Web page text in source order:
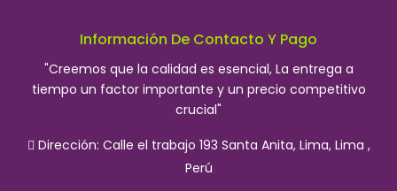
Información De Contacto Y Pago
"Creemos que la calidad es esencial, La entrega a
tiempo un factor importante y un precio competitivo
crucial"
Dirección: Calle el trabajo 193 Santa Anita, Lima, Lima ,
Perú